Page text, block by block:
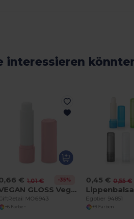
interessieren
€ 1,01 € -35%
VEGAN GLOSS Veganer Lippenbalsam
MO6943
+6 Farben
0,45 € 0,55 €
Egotier 94851
+9 Farben